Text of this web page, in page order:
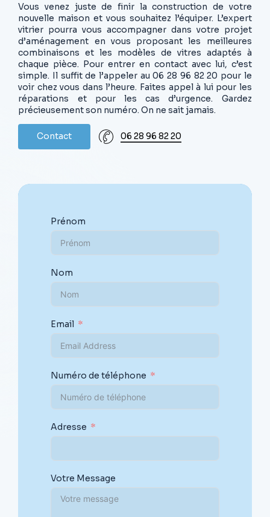
Vous venez juste de finir la construction de votre
nouvelle maison et vous souhaitez l’équiper. L’expert
vitrier pourra vous accompagner dans votre projet
d’aménagement en vous proposant les meilleures
combinaisons et les modèles de vitres adaptés à
chaque pièce. Pour entrer en contact avec lui, c’est
simple. Il suffit de l’appeler au 06 28 96 82 20 pour le
voir chez vous dans l’heure. Faites appel à lui pour les
réparations et pour les cas d’urgence. Gardez
précieusement son numéro. On ne sait jamais.
Contact 06 28 96 82 20
Prénom
Nom
Email
Numéro de téléphone
Adresse
Votre Message